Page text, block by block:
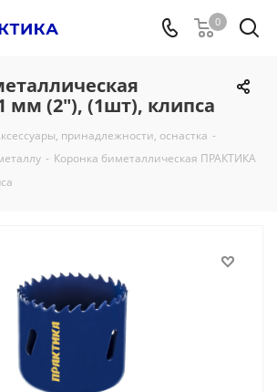
0
мм (2"), (1шт), клипса
принадлежности, оснастка -
- Коронка биметаллическая ПРАКТИКА